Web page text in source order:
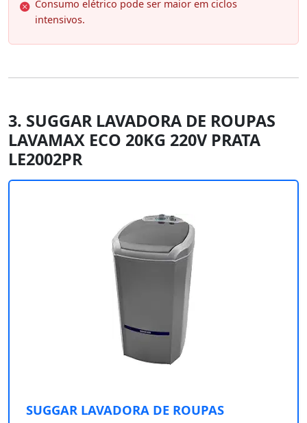
Consumo elétrico pode ser maior em ciclos
intensivos.
3. SUGGAR LAVADORA DE ROUPAS
LAVAMAX ECO 20KG 220V PRATA
LE2002PR
SUGGAR LAVADORA DE ROUPAS